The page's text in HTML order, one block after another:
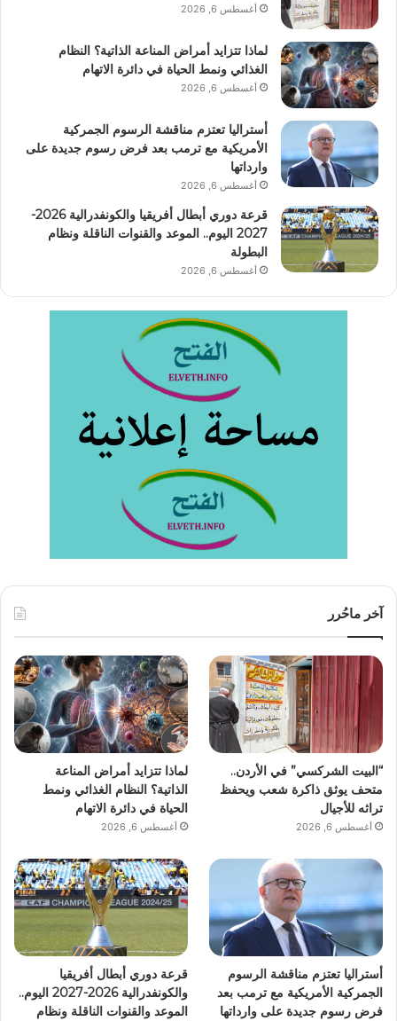
أغسطس 6, 2026
لماذا تتزايد أمراض المناعة الذاتية؟ النظام
الغذائي ونمط الحياة في دائرة الاتهام
أغسطس 6, 2026
أستراليا تعتزم مناقشة الرسوم الجمركية
الأمريكية مع ترمب بعد فرض رسوم جديدة على
وارداتها
أغسطس 6, 2026
قرعة دوري أبطال أفريقيا والكونفدرالية 2026-
2027 اليوم.. الموعد والقنوات الناقلة ونظام
البطولة
أغسطس 6, 2026
آخر ماحُرر
“البيت الشركسي” في الأردن..
متحف يوثق ذاكرة شعب ويحفظ
تراثه للأجيال
أغسطس 6, 2026
لماذا تتزايد أمراض المناعة
الذاتية؟ النظام الغذائي ونمط
الحياة في دائرة الاتهام
أغسطس 6, 2026
أستراليا تعتزم مناقشة الرسوم
الجمركية الأمريكية مع ترمب بعد
فرض رسوم جديدة على وارداتها
قرعة دوري أبطال أفريقيا
والكونفدرالية 2026-2027 اليوم..
الموعد والقنوات الناقلة ونظام